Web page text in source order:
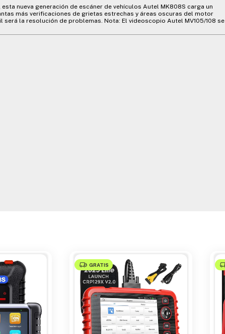
nueva generación de escáner de vehículos Autel MK808S carga un
más verificaciones de grietas estrechas y áreas oscuras del motor
la resolución de problemas. Nota: El videoscopio Autel MV105/108 se
GRATIS